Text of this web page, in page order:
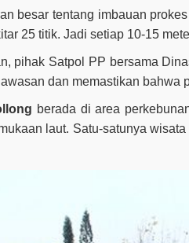
besar tentang imbauan
25 titik. Jadi setiap 10-15
pihak Satpol PP bersama
dan memastikan bahwa
berada di area
laut. Satu-satunya